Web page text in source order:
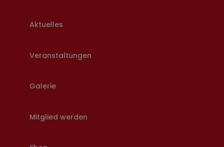
Aktuelles
Veranstaltungen
Galerie
Mitglied werden